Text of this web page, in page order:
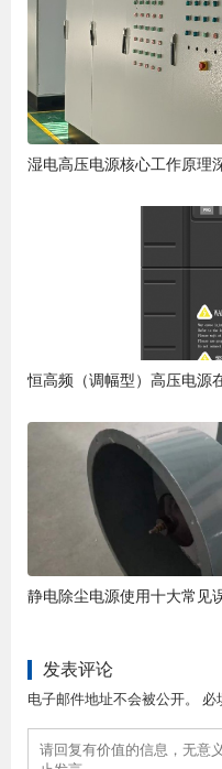
湿电高压电源核心工作原理
静电除尘电源使用十大常见
发表评论
电子邮件地址不会被公开。